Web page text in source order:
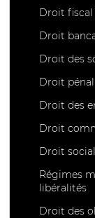
Droit
Droit
Droit des
Droit pénal
Droit des
Droit
Droit social
Régimes
libéralités
Droit des